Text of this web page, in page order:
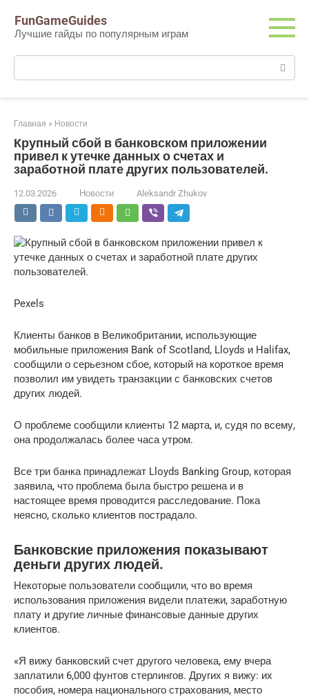
контенту
FunGameGuides
Лучшие гайды по популярным играм
Поиск:
Главная » Новости
Крупный сбой в банковском приложении
привел к утечке данных о счетах и ​​
заработной плате других пользователей.
12.03.2026 Новости Aleksandr Zhukov
Pexels
Клиенты банков в Великобритании, использующие
мобильные приложения Bank of Scotland, Lloyds и Halifax,
сообщили о серьезном сбое, который на короткое время
позволил им увидеть транзакции с банковских счетов
других людей.
О проблеме сообщили клиенты 12 марта, и, судя по всему,
она продолжалась более часа утром.
Все три банка принадлежат Lloyds Banking Group, которая
заявила, что проблема была быстро решена и в
настоящее время проводится расследование. Пока
неясно, сколько клиентов пострадало.
Банковские приложения показывают
деньги других людей.
Некоторые пользователи сообщили, что во время
использования приложения видели платежи, заработную
плату и другие личные финансовые данные других
клиентов.
«Я вижу банковский счет другого человека, ему вчера
заплатили 6,000 фунтов стерлингов. Других я вижу: их
пособия, номера национального страхования, место